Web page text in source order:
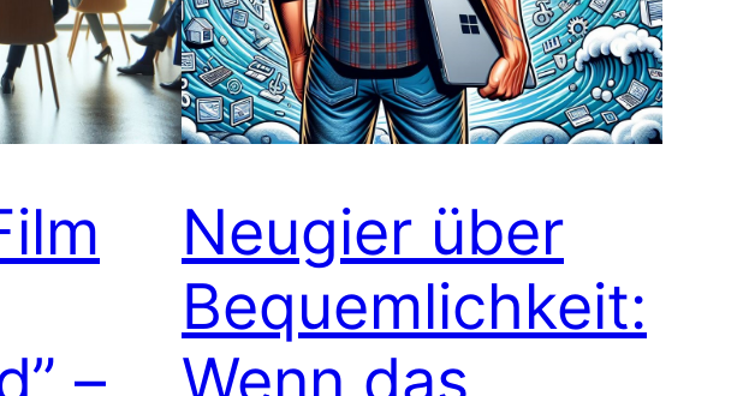
–
Neugier über
Bequemlichkeit:
Wenn das